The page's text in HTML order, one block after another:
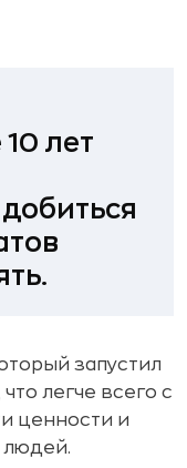
лет
.
запустил
легче всего с
ценности и
людей.